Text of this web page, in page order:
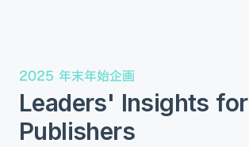
2025 年末年始企画
Leaders' Insights for
Publishers